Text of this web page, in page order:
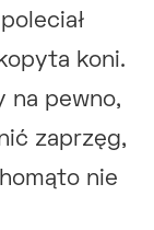
koni.
na pewno,
zaprzęg,
nie